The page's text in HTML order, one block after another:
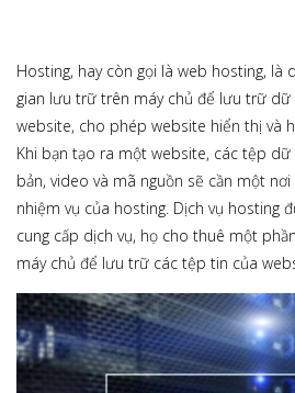
Hosting, hay còn gọi là web hosting, là
gian lưu trữ trên máy chủ để lưu trữ dữ
website, cho phép website hiển thị và
Khi bạn tạo ra một website, các tệp dữ
bản, video và mã nguồn sẽ cần một
nhiệm vụ của hosting. Dịch vụ hosting
cung cấp dịch vụ, họ cho thuê một
máy chủ để lưu trữ các tệp tin của